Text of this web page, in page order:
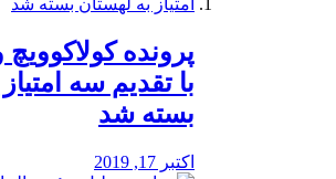
پرونده
با تقدیم سه
بسته شد
اکتبر 17, 2019